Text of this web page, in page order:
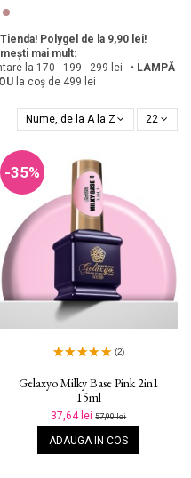
Polygel de la 9,90 lei!
mai mult:
la 170 - 199 - 299 lei • LAMPĂ
la coș de 499 lei
Nume, de la A la Z 22
-35%
(2)
Gelaxyo Milky Base Pink 2in1
15ml
37,64 lei57,90 lei
ADAUGA IN COS